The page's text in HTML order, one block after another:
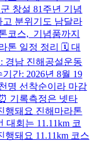
창설 81주년 기념
분위기도 남달라
코스, 기념품까지
톤 일정 정리 🗓️ 대
경남 진해공설운동
간: 2026년 8월 19
명 선착순이라 마감
기록측정은 넷타
행돼요 진해마라톤
대회는 11.11km 코
돼요 11.11km 코스